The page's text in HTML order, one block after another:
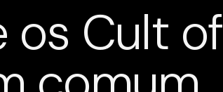
os Cult of